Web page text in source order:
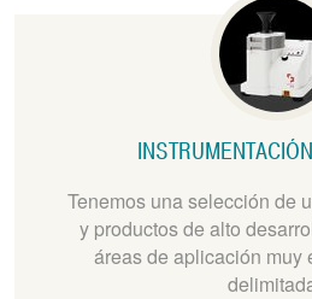
Tenemos una selección de
y productos de alto
áreas de aplicación muy